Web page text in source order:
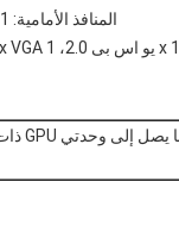
المنافذ الأمامية: 1 x مخصص iDRAC Direct Micro USB ،
1 x يو اس بى 2.0، 1 x VGA.(اختياري 1 x USB 3.0 متوفر فقط على